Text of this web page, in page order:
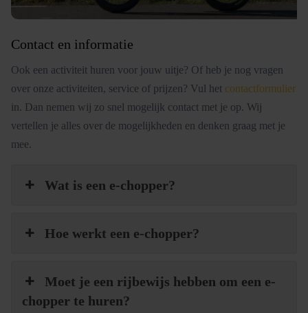
Contact en informatie
Ook een activiteit huren voor jouw uitje? Of heb je nog vragen
over onze activiteiten, service of prijzen? Vul het contactformulier
in. Dan nemen wij zo snel mogelijk contact met je op. Wij
vertellen je alles over de mogelijkheden en denken graag met je
mee.
Wat is een e-chopper?
Hoe werkt een e-chopper?
Moet je een rijbewijs hebben om een e-
chopper te huren?